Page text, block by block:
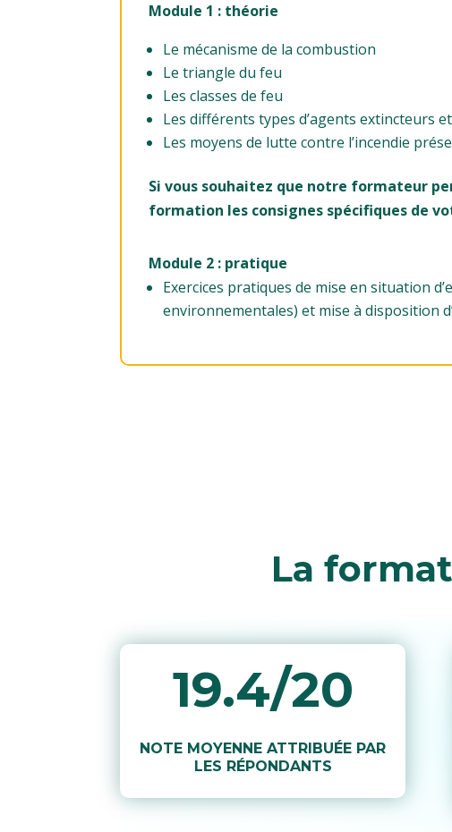
Module 1 : théorie
Le mécanisme de la combustion
Le triangle du feu
Les classes de feu
Les différents types d’agents extincteurs
Les moyens de lutte contre l’incendie
Si vous souhaitez que notre formateur
formation les consignes spécifiques de
Module 2 : pratique
Exercices pratiques de mise en situation
environnementales) et mise à disposition
La
19.4/20
NOTE MOYENNE ATTRIBUÉE PAR
LES RÉPONDANTS